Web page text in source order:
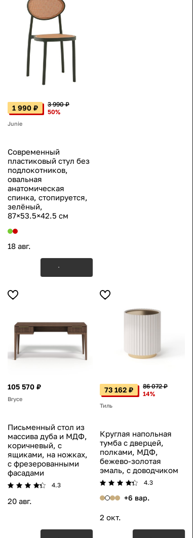
1 990 ₽
3 990 ₽
50%
Junie
Современный
пластиковый стул без
подлокотников,
овальная
анатомическая
спинка, стопируется,
зелёный,
87×53.5×42.5 см
18 авг.
105 570 ₽
Bryce
Письменный стол из
массива дуба и МДФ,
коричневый, с
ящиками, на ножках,
с фрезерованными
фасадами
4.3
20 авг.
73 162 ₽
86 072 ₽
14%
Тиль
Круглая напольная
тумба с дверцей,
полками, МДФ,
бежево-золотая
эмаль, с доводчиком
4.3
+6 вар.
2 окт.